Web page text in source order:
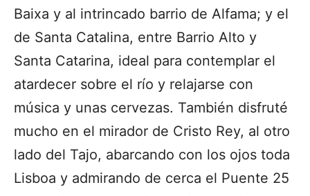
Baixa y al intrincado barrio de Alfama; y el
de Santa Catalina, entre Barrio Alto y
Santa Catarina, ideal para contemplar el
atardecer sobre el río y relajarse con
música y unas cervezas. También disfruté
mucho en el mirador de Cristo Rey, al otro
lado del Tajo, abarcando con los ojos toda
Lisboa y admirando de cerca el Puente 25